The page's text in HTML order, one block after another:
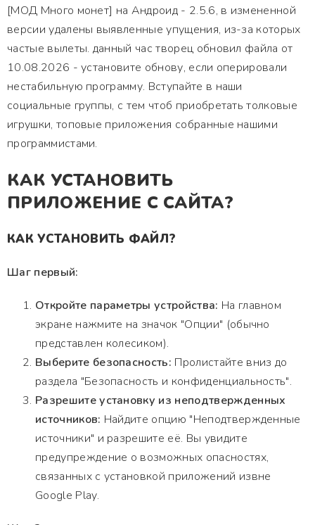
[МОД Много монет] на Андроид - 2.5.6, в измененной
версии удалены выявленные упущения, из-за которых
частые вылеты. данный час творец обновил файла от
10.08.2026 - установите обнову, если оперировали
нестабильную программу. Вступайте в наши
социальные группы, с тем чтоб приобретать толковые
игрушки, топовые приложения собранные нашими
программистами.
КАК УСТАНОВИТЬ
ПРИЛОЖЕНИЕ С САЙТА?
КАК УСТАНОВИТЬ ФАЙЛ?
Шаг первый:
Откройте параметры устройства: На главном
экране нажмите на значок "Опции" (обычно
представлен колесиком).
Выберите безопасность: Пролистайте вниз до
раздела "Безопасность и конфиденциальность".
Разрешите установку из неподтвержденных
источников: Найдите опцию "Неподтвержденные
источники" и разрешите её. Вы увидите
предупреждение о возможных опасностях,
связанных с установкой приложений извне
Google Play.